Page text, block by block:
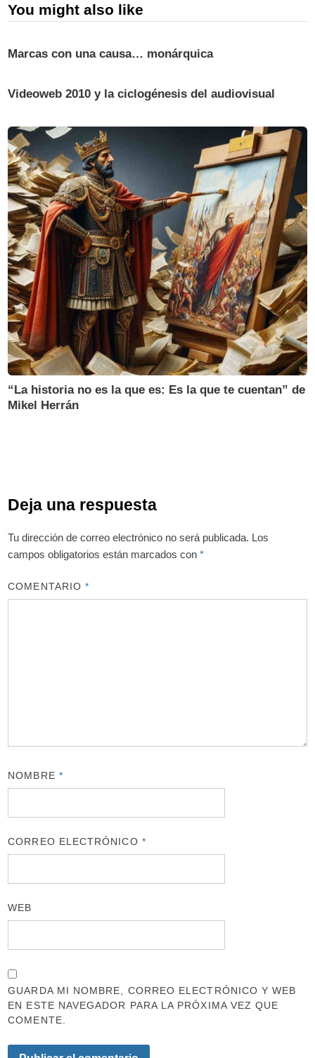
You might also like
Marcas con una causa… monárquica
Videoweb 2010 y la ciclogénesis del audiovisual
“La historia no es la que es: Es la que te cuentan” de
Mikel Herrán
Deja una respuesta
Tu dirección de correo electrónico no será publicada. Los
campos obligatorios están marcados con*
COMENTARIO*
NOMBRE *
CORREO ELECTRÓNICO *
WEB
GUARDA MI NOMBRE, CORREO ELECTRÓNICO Y WEB
EN ESTE NAVEGADOR PARA LA PRÓXIMA VEZ QUE
COMENTE.